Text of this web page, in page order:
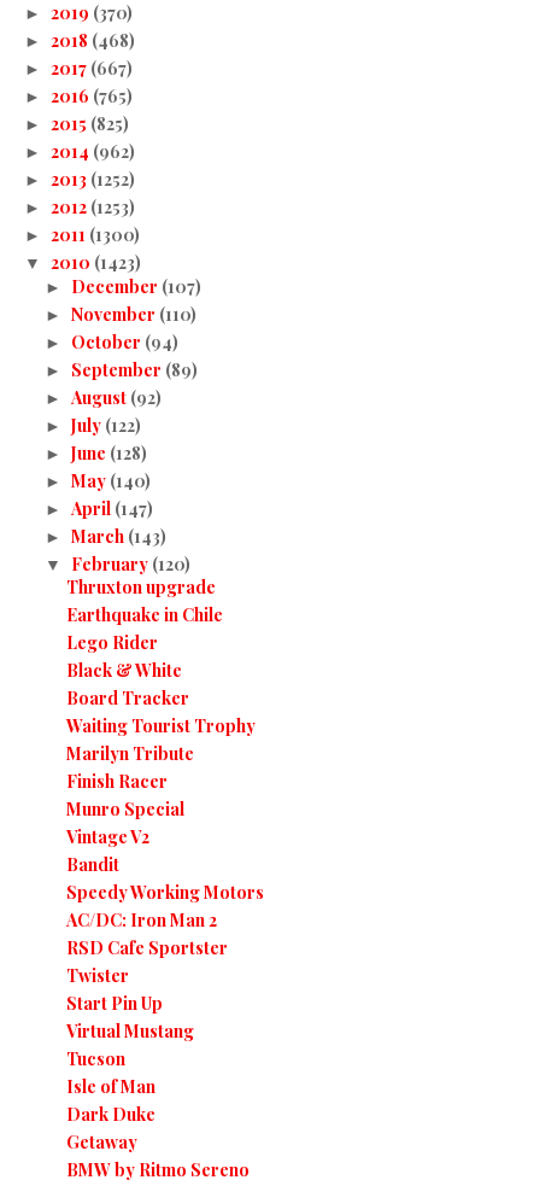
► 2019 (370)
► 2018 (468)
► 2017 (667)
► 2016 (765)
► 2015 (825)
► 2014 (962)
► 2013 (1252)
► 2012 (1253)
► 2011 (1300)
▼ 2010 (1423)
► December (107)
► November (110)
► October (94)
► September (89)
► August (92)
► July (122)
► June (128)
► May (140)
► April (147)
► March (143)
▼ February (120)
Thruxton upgrade
Earthquake in Chile
Lego Rider
Black & White
Board Tracker
Waiting Tourist Trophy
Marilyn Tribute
Finish Racer
Munro Special
Vintage V2
Bandit
Speedy Working Motors
AC/DC: Iron Man 2
RSD Cafe Sportster
Twister
Start Pin Up
Virtual Mustang
Tucson
Isle of Man
Dark Duke
Getaway
BMW by Ritmo Sereno